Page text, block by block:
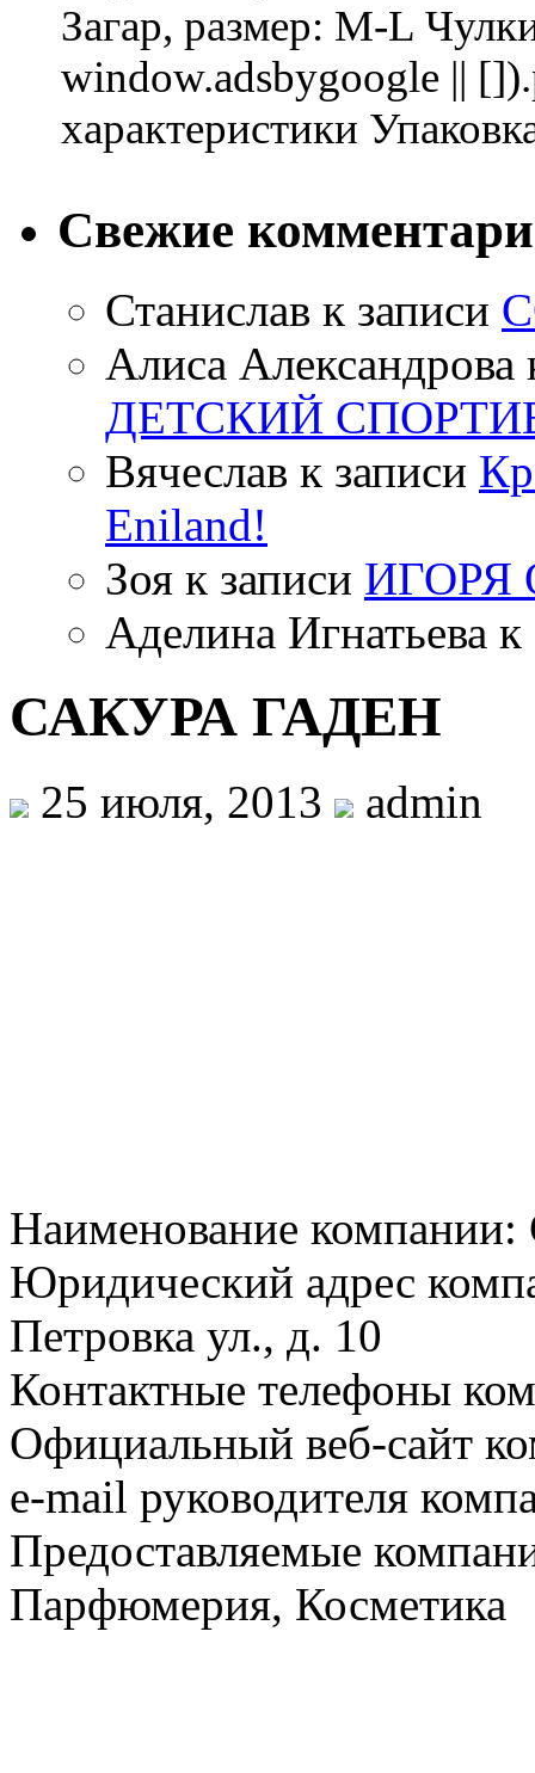
Загар, размер: M-L
window.adsbygoogle ||
характеристики
Свежие
Станислав к записи
Алиса Александрова
ДЕТСКИЙ
Вячеслав к записи
Eniland!
Зоя к записи ИГОРЯ
Аделина Игнатьева к
САКУРА ГАДЕН
25 июля, 2013 admin
Наименование
Юридический адрес
Петровка ул., д. 10
Контактные телефоны
Официальный веб-сайт
e-mail руководителя
Предоставляемые
Парфюмерия, Косметика